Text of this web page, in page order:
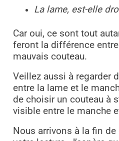
La lame, est-elle
Car oui, ce sont tout
feront la différence
mauvais couteau.
Veillez aussi à regarder
entre la lame et le
de choisir un couteau à
visible entre le manche
Nous arrivons à la fin